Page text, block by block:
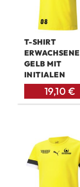
T-SHIRT
ERWACHSENE
GELB MIT
INITIALEN
19,10 €